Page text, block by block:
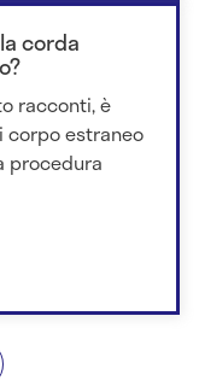
corda
racconti, è
corpo estraneo
procedura